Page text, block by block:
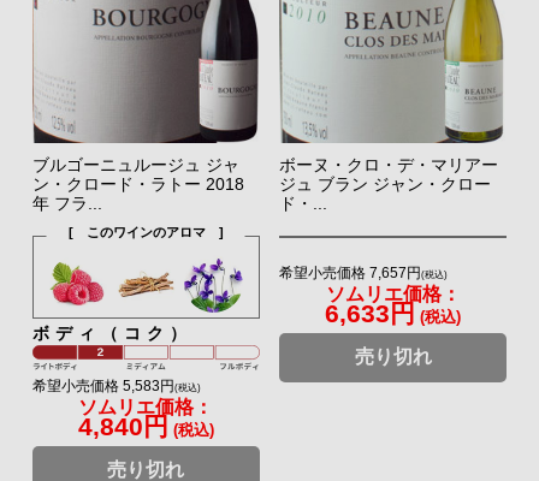
ブルゴーニュルージュ ジャ
ン・クロード・ラトー 2018
年 フラ...
[ このワインのアロマ ]
ボディ（コク）
希望小売価格 5,583円 (税込)
ソムリエ価格：
4,840円 (税込)
売り切れ
ボーヌ・クロ・デ・マリアー
ジュ ブラン ジャン・クロー
ド・...
希望小売価格 7,657円(税込)
ソムリエ価格：
6,633円 (税込)
売り切れ